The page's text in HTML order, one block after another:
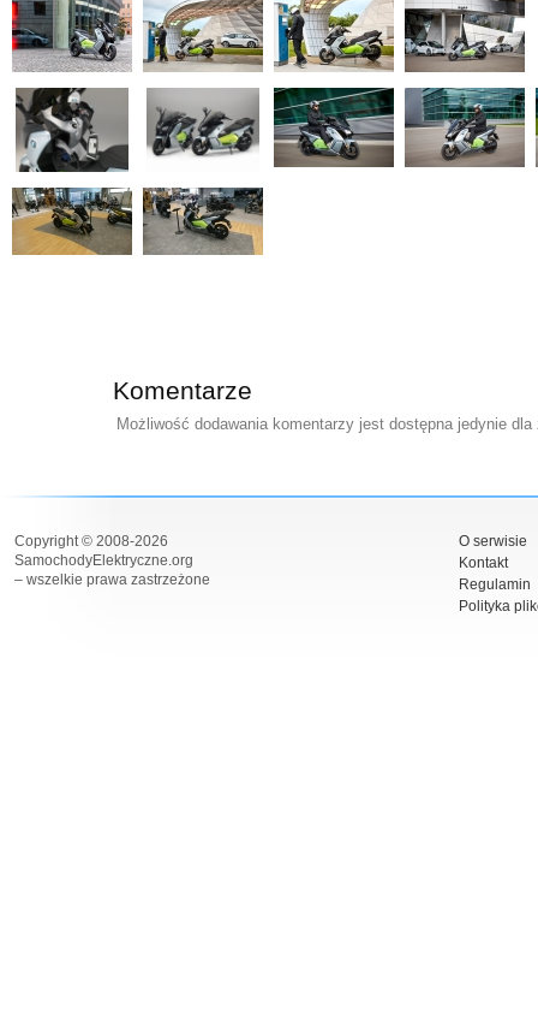
Komentarze
Możliwość dodawania komentarzy jest dostępna jedynie
Copyright © 2008-2026
SamochodyElektryczne.org
– wszelkie prawa zastrzeżone
O serwisie
Kontakt
Regulamin
Polityka